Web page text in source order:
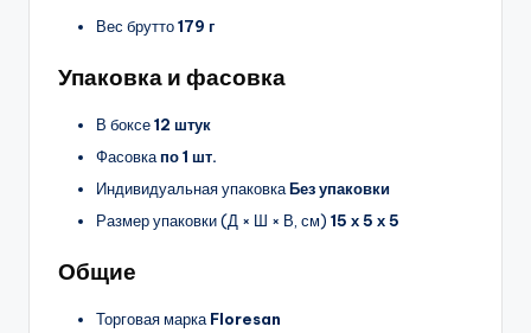
Вес брутто179 г
Упаковка и фасовка
В боксе12 штук
Фасовкапо 1 шт.
Индивидуальная упаковкаБез упаковки
Размер упаковки (Д × Ш × В, см) 15 х 5 х 5
Общие
Торговая маркаFloresan